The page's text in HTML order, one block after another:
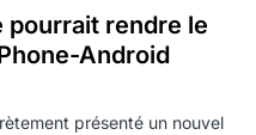
pourrait rendre le
Android
présenté un nouvel